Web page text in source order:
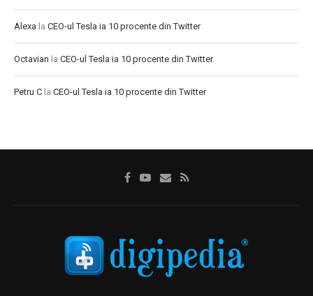
Alexa la CEO-ul Tesla ia 10 procente din Twitter
Octavian la CEO-ul Tesla ia 10 procente din Twitter
Petru C la CEO-ul Tesla ia 10 procente din Twitter